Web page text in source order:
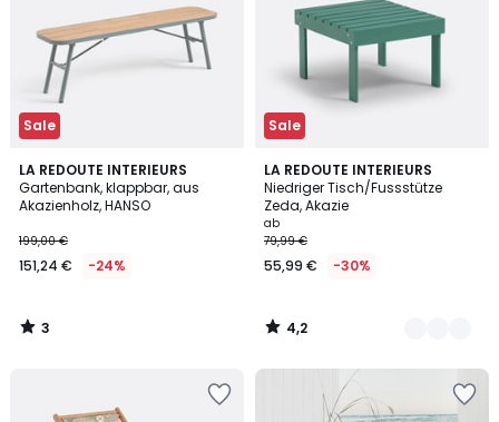
Sale
LA REDOUTE INTERIEURS
Gartenbank, klappbar, aus
Akazienholz, HANSO
199,00 €
151,24 € -24%
3
/
5
3
/
Sale
LA REDOUTE INTERIEURS
Niedriger Tisch/Fussstütze
Zeda, Akazie
ab
79,99 €
55,99 € -30%
4,2
/ 5
3
Farben
4,2
/